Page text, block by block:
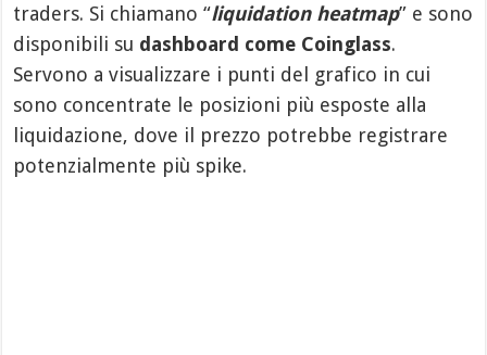
traders. Si chiamano “liquidation heatmap” e sono
disponibili su dashboard come Coinglass.
Servono a visualizzare i punti del grafico in cui
sono concentrate le posizioni più esposte alla
liquidazione, dove il prezzo potrebbe registrare
potenzialmente più spike.